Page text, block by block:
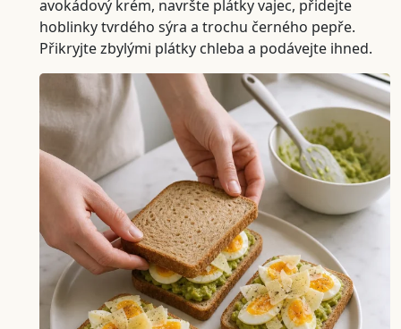
avokádový krém, navršte plátky vajec, přidejte
hoblinky tvrdého sýra a trochu černého pepře.
Přikryjte zbylými plátky chleba a podávejte ihned.